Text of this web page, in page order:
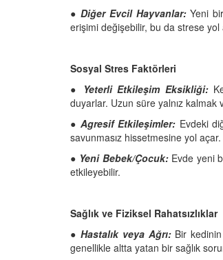
●Diğer Evcil Hayvanlar:Yeni
erişimi değişebilir, bu da strese yol
Sosyal Stres Faktörleri
●
Yeterli Etkileşim Eksikliği:
duyarlar. Uzun süre yalnız
● Agresif Etkileşimler: Evdeki
savunmasız hissetmesine yol açar.
● Yeni Bebek/Çocuk:Evde yeni
etkileyebilir.
Sağlık ve Fiziksel Rahatsızlıklar
● Hastalık veya Ağrı:Bir kedinin
genellikle altta yatan bir sağlık